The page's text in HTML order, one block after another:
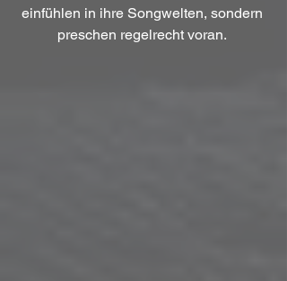
einfühlen in ihre Songwelten, sondern
preschen regelrecht voran.